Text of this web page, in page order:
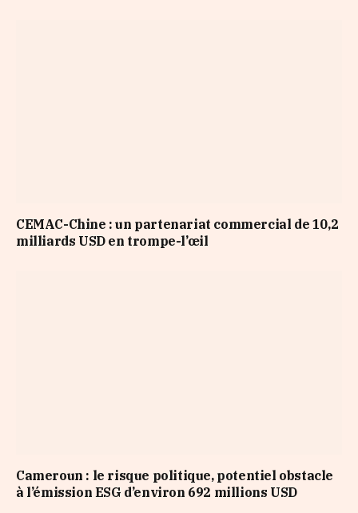
CEMAC-Chine : un partenariat commercial de 10,2
milliards USD en trompe-l’œil
Cameroun : le risque politique, potentiel obstacle
à l’émission ESG d’environ 692 millions USD